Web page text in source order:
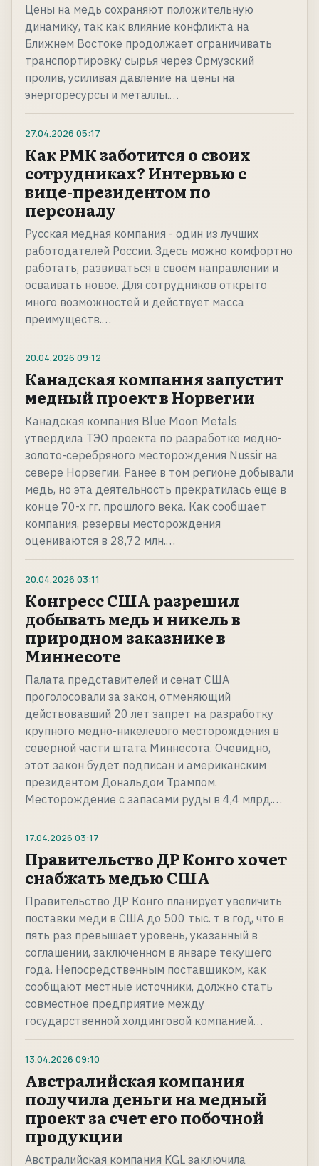
Цены на медь сохраняют положительную
динамику, так как влияние конфликта на
Ближнем Востоке продолжает ограничивать
транспортировку сырья через Ормузский
пролив, усиливая давление на цены на
энергоресурсы и металлы.…
27.04.2026 05:17
Как РМК заботится о своих
сотрудниках? Интервью с
вице-президентом по
персоналу
Русская медная компания - один из лучших
работодателей России. Здесь можно комфортно
работать, развиваться в своём направлении и
осваивать новое. Для сотрудников открыто
много возможностей и действует масса
преимуществ.…
20.04.2026 09:12
Канадская компания запустит
медный проект в Норвегии
Канадская компания Blue Moon Metals
утвердила ТЭО проекта по разработке медно-
золото-серебряного месторождения Nussir на
севере Норвегии. Ранее в том регионе добывали
медь, но эта деятельность прекратилась еще в
конце 70-х гг. прошлого века. Как сообщает
компания, резервы месторождения
оцениваются в 28,72 млн.…
20.04.2026 03:11
Конгресс США разрешил
добывать медь и никель в
природном заказнике в
Миннесоте
Палата представителей и сенат США
проголосовали за закон, отменяющий
действовавший 20 лет запрет на разработку
крупного медно-никелевого месторождения в
северной части штата Миннесота. Очевидно,
этот закон будет подписан и американским
президентом Дональдом Трампом.
Месторождение с запасами руды в 4,4 млрд.…
17.04.2026 03:17
Правительство ДР Конго хочет
снабжать медью США
Правительство ДР Конго планирует увеличить
поставки меди в США до 500 тыс. т в год, что в
пять раз превышает уровень, указанный в
соглашении, заключенном в январе текущего
года. Непосредственным поставщиком, как
сообщают местные источники, должно стать
совместное предприятие между
государственной холдинговой компанией…
13.04.2026 09:10
Австралийская компания
получила деньги на медный
проект за счет его побочной
продукции
Австралийская компания KGL заключила